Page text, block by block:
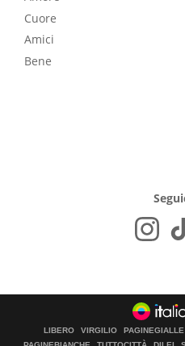
Cuore
Amici
Bene
LIBERO VIRGILIO PAGINEGIALLE